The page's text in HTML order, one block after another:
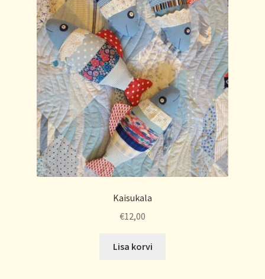
Kaisukala
€12,00
Lisa korvi